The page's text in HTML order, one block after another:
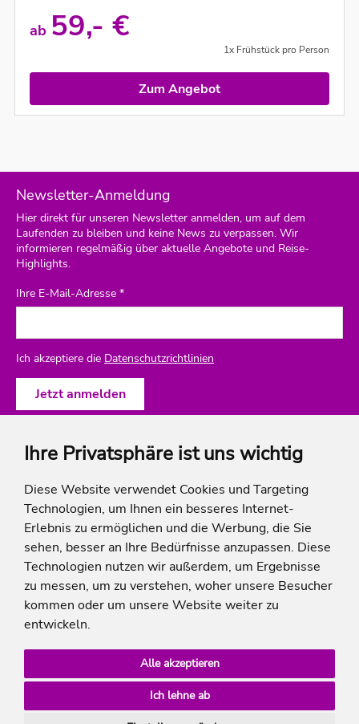
Ihre Privatsphäre ist uns wichtig
Diese Website verwendet Cookies und Targeting
Technologien, um Ihnen ein besseres Internet-
Erlebnis zu ermöglichen und die Werbung, die Sie
sehen, besser an Ihre Bedürfnisse anzupassen. Diese
Technologien nutzen wir außerdem, um Ergebnisse
zu messen, um zu verstehen, woher unsere Besucher
kommen oder um unsere Website weiter zu
entwickeln.
Alle akzeptieren
Ich lehne ab
ab 59,- €
1x Frühstück pro Person
Zum Angebot
Newsletter-Anmeldung
Hier direkt für unseren Newsletter anmelden, um auf dem
Laufenden zu bleiben und keine News zu verpassen. Wir
informieren regelmäßig über aktuelle Angebote und Reise-
Highlights.
Ihre E-Mail-Adresse *
Ich akzeptiere die Datenschutzrichtlinien
ich-will-familienurlaub
Rechtliches
auf die Summe der Preise der Einzelleistungen.
**Streichpreise beziehen sich auf die ursprünglichen Preise des Reiseveranstalters.